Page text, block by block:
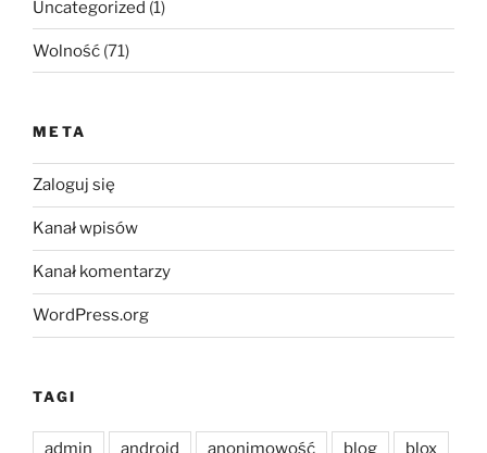
Uncategorized (1)
Wolność (71)
META
Zaloguj się
Kanał wpisów
Kanał komentarzy
WordPress.org
TAGI
admin android anonimowość blog blox